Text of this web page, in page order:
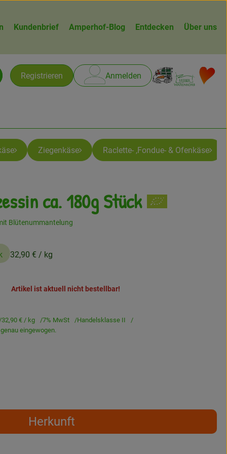
Kundenbrief Amperhof-Blog Entdecken Über uns
Registrieren Anmelden
Ziegenkäse Raclette- ,Fondue- & Ofenkäse
ca. 180g Stück
Blütenummantelung
32,90 € / kg
Artikel ist aktuell nicht bestellbar!
32,90 € / kg 7% MwSt
Handelsklasse II
eingewogen.
Herkunft